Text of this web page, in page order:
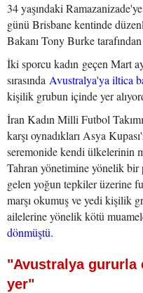
34 yaşındaki
günü Brisbane kentinde
Bakanı Tony Burke
İki sporcu kadın geçen Mart
sırasında Avustralya'ya iltica
kişilik grubun içinde yer
İran Kadın Milli Futbol
karşı oynadıkları Asya
seremonide kendi ülkelerinin
Tahran yönetimine yönelik bir
gelen yoğun tepkiler üzerine
marşı okumuş ve yedi kişilik
ailelerine yönelik kötü
dönmüştü.
"Avustralya gururla
yer"